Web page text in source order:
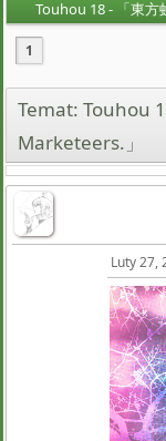
1
Temat: Touhou
Marketeers.」
Luty 27,